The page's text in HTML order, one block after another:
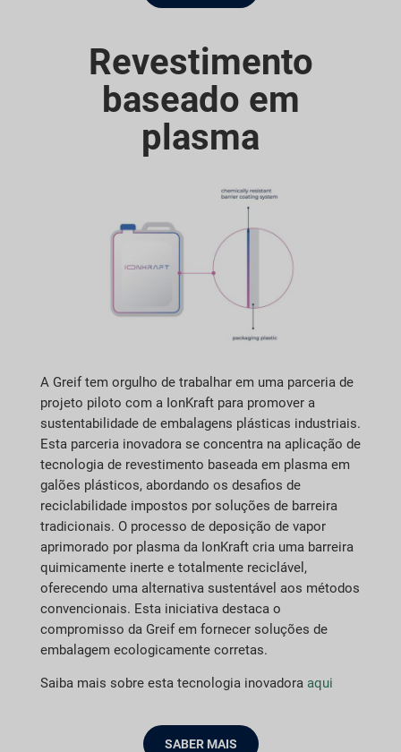
Revestimento
baseado em
plasma
A Greif tem orgulho de trabalhar em uma parceria de
projeto piloto com a IonKraft para promover a
sustentabilidade de embalagens plásticas industriais.
Esta parceria inovadora se concentra na aplicação de
tecnologia de revestimento baseada em plasma em
galões plásticos, abordando os desafios de
reciclabilidade impostos por soluções de barreira
tradicionais. O processo de deposição de vapor
aprimorado por plasma da IonKraft cria uma barreira
quimicamente inerte e totalmente reciclável,
oferecendo uma alternativa sustentável aos métodos
convencionais. Esta iniciativa destaca o
compromisso da Greif em fornecer soluções de
embalagem ecologicamente corretas.
Saiba mais sobre esta tecnologia inovadora aqui
SABER MAIS